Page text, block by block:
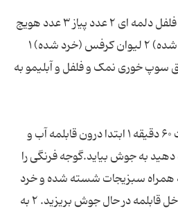
گوجه فرنگی (درشت) ۵ عدد فلفل دلمه ای ۲ عدد پیاز ۳ عدد هویج
۳ عدد گل کلم (سفید و خرد شده) ۲ لیوان کرفس (خرد شده) ۱
(آبکرده) ۱ قاشق سوپ خوری نمک و فلفل و آبلیمو به
زمان تهیه ۵ دقیقه زمان پخت ۶۰ دقیقه ۱ ابتدا درون قابلمه آب و
دهید به جوش بیاید.گوجه فرنگی را
همراه سبزیجات شسته شده و خرد
شده(به صورت نگینی ریز)داخل قابلمه در حال جوش بریزید. ۲ به